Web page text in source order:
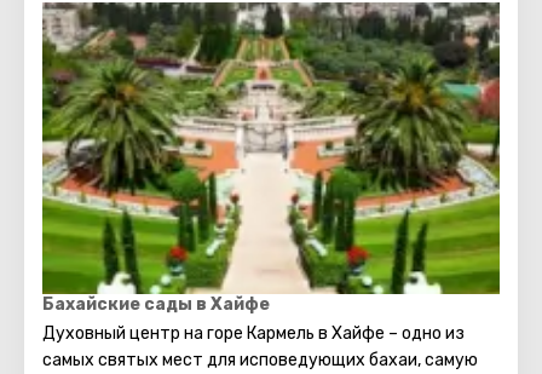
легиона в Иудее.
В наши дни Кейсария привлекает туристов, в первую
очередь, конечно, своими древними артефактами,
постройками и руинами. Артефакты, найденные при
раскопках, подарят возможность прикоснуться к
тайнам «богатой» жизни римской знати и..... как же без
Понтия Пилата?
Бахайские сады в Хайфе
Духовный центр на горе Кармель в Хайфе – одно из
самых святых мест для исповедующих бахаи, самую